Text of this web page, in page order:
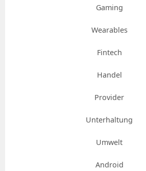
Gaming
Wearables
Fintech
Handel
Provider
Unterhaltung
Umwelt
Android